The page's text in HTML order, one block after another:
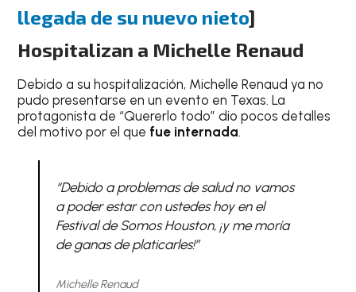
llegada de su nuevo nieto]
Hospitalizan a Michelle Renaud
Debido a su hospitalización, Michelle Renaud ya no
pudo presentarse en un evento en Texas. La
protagonista de “Quererlo todo” dio pocos detalles
del motivo por el que fue internada.
“Debido a problemas de salud no vamos
a poder estar con ustedes hoy en el
Festival de Somos Houston, ¡y me moría
de ganas de platicarles!”
Michelle Renaud